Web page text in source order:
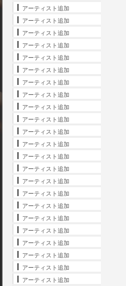
アーティスト追加
アーティスト追加
アーティスト追加
アーティスト追加
アーティスト追加
アーティスト追加
アーティスト追加
アーティスト追加
アーティスト追加
アーティスト追加
アーティスト追加
アーティスト追加
アーティスト追加
アーティスト追加
アーティスト追加
アーティスト追加
アーティスト追加
アーティスト追加
アーティスト追加
アーティスト追加
アーティスト追加
アーティスト追加
アーティスト追加